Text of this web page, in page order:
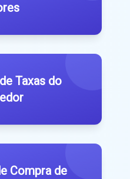
Taxas do
Compra de